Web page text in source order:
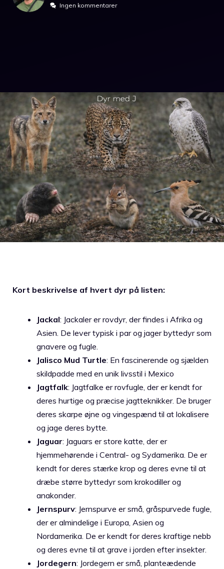
Ingen kommentarer
Kort beskrivelse af hvert dyr på listen:
Jackal: Jackaler er rovdyr, der findes i Afrika og
Asien. De lever typisk i par og jager byttedyr som
gnavere og fugle.
Jalisco Mud Turtle: En fascinerende og sjælden
skildpadde med en unik livsstil i Mexico
Jagtfalk: Jagtfalke er rovfugle, der er kendt for
deres hurtige og præcise jagtteknikker. De bruger
deres skarpe øjne og vingespænd til at lokalisere
og jage deres bytte.
Jaguar: Jaguars er store katte, der er
hjemmehørende i Central- og Sydamerika. De er
kendt for deres stærke krop og deres evne til at
dræbe større byttedyr som krokodiller og
anakonder.
Jernspurv: Jernspurve er små, gråspurvede fugle,
der er almindelige i Europa, Asien og
Nordamerika. De er kendt for deres kraftige nebb
og deres evne til at grave i jorden efter insekter.
Jordegern: Jordegern er små, planteædende